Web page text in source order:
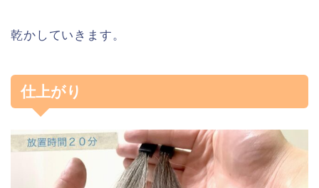
乾かしていきます。
仕上がり